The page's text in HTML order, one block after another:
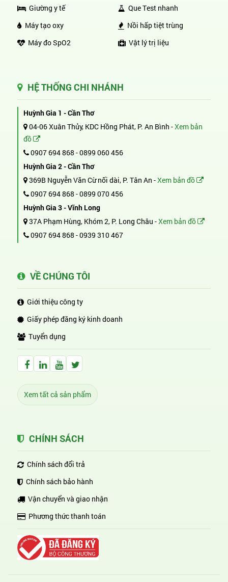
Giường y tế
Máy tạo oxy
Máy đo SpO2
Que Test nhanh
Nồi hấp tiệt trùng
Vật lý trị liệu
HỆ THỐNG CHI NHÁNH
Huỳnh Gia 1 - Cần Thơ
04-06 Xuân Thủy, KDC Hồng Phát, P. An Bình -Xem bản
đồ
0907 694 868 -0899 060 456
Huỳnh Gia 2 - Cần Thơ
369B Nguyễn Văn Cừ nối dài, P. Tân An -Xem bản đồ
0907 694 868 -0899 070 456
Huỳnh Gia 3 - Vĩnh Long
37A Phạm Hùng, Khóm 2, P. Long Châu -Xem bản đồ
0907 694 868 -0939 310 467
VỀ CHÚNG TÔI
Giới thiệu công ty
Giấy phép đăng ký kinh doanh
Tuyển dụng
Facebook Huỳnh Gia Alpha
LinkedIn Huỳnh Gia Alpha
YouTube Huỳnh Gia Alpha
Twitter Huỳnh Gia Alpha
Xem tất cả sản phẩm
CHÍNH SÁCH
Chính sách đổi trả
Chính sách bảo hành
Vận chuyển và giao nhận
Phương thức thanh toán